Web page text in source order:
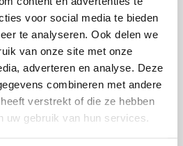
voor social media te bieden
te analyseren. Ook delen we
van onze site met onze
adverteren en analyse. Deze
combineren met andere
verstrekt of die ze hebben
uw gebruik van hun services.